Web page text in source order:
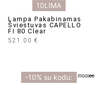
10LIMA
Lampa Pakabinamas
Šviestuvas CAPELLO
FI 80 Clear
521.00 €
-10% su kodu: